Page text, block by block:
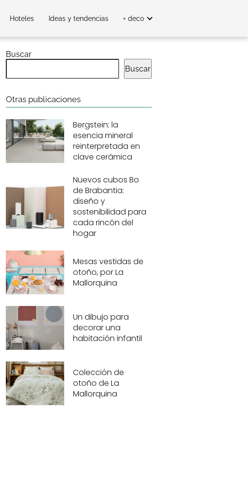
Hoteles Ideas y tendencias + deco
Buscar
Buscar
Otras publicaciones
Bergstein: la
esencia mineral
reinterpretada en
clave cerámica
Nuevos cubos Bo
de Brabantia:
diseño y
sostenibilidad para
cada rincón del
hogar
Mesas vestidas de
otoño, por La
Mallorquina
Un dibujo para
decorar una
habitación infantil
Colección de
otoño de La
Mallorquina